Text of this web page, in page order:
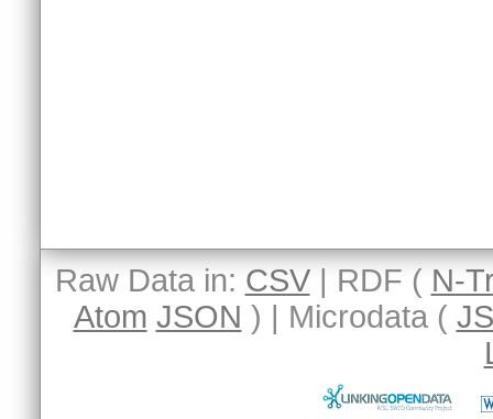
Raw Data in: CSV| RDF ( N-
Atom JSON ) | Microdata (